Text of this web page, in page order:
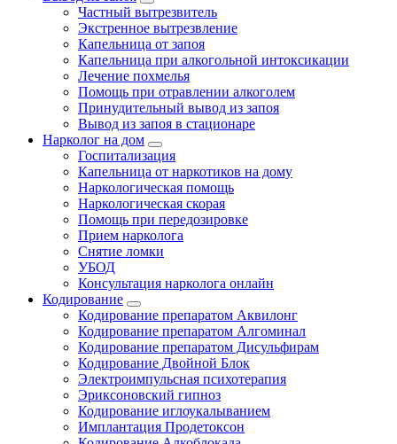
Частный вытрезвитель
Экстренное вытрезвление
Капельница от запоя
Капельница при алкогольной интоксикации
Лечение похмелья
Помощь при отравлении алкоголем
Принудительный вывод из запоя
Вывод из запоя в стационаре
Нарколог на дом
Госпитализация
Капельница от наркотиков на дому
Наркологическая помощь
Наркологическая скорая
Помощь при передозировке
Прием нарколога
Снятие ломки
УБОД
Консультация нарколога онлайн
Кодирование
Кодирование препаратом Аквилонг
Кодирование препаратом Алгоминал
Кодирование препаратом Дисульфирам
Кодирование Двойной Блок
Электроимпульсная психотерапия
Эриксоновский гипноз
Кодирование иглоукалыванием
Имплантация Продетоксон